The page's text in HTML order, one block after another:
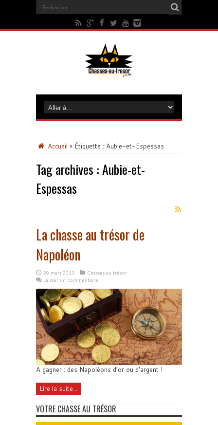
Accueil » Étiquette : Aubie-et-Espessas
Tag archives :Aubie-et-
Espessas
La chasse au trésor de
Napoléon
20 mars 2013
Chasses au trésor
Laisser un commentaire
A gagner : des Napoléons d’or ou d’argent !
Lire la suite...
VOTRE CHASSE AU TRÉSOR